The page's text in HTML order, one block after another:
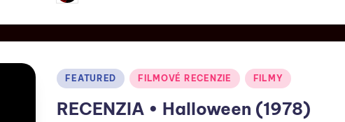
FEATURED FILMOVÉ RECENZIE FILMY
RECENZIA • Halloween (1978)